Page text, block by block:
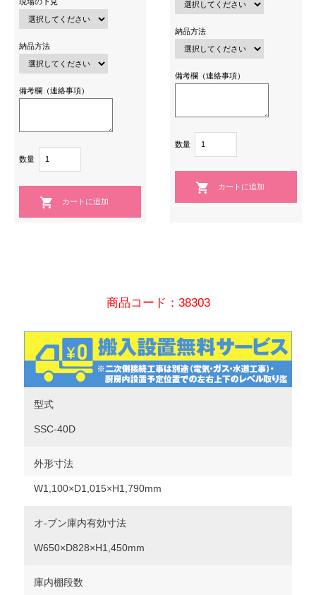
納品方法
備考欄（連絡事項）
数量
納品方法
備考欄（連絡事項）
数量
商品コード：38303
型式
SSC-40D
外形寸法
W1,100×D1,015×H1,790mm
オ-ブン庫内有効寸法
W650×D828×H1,450mm
庫内棚段数